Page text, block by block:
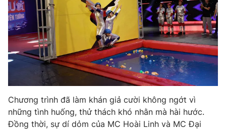
VTV9 VTV8
Liên hệ tòa soạn English
THỜI BÁO VTV
Theo dõi báo trên
Chương trình đã làm khán giả cười không ngớt vì
những tình huống, thử thách khó nhằn mà hài hước.
Đồng thời, sự dí dỏm của MC Hoài Linh và MC Đại